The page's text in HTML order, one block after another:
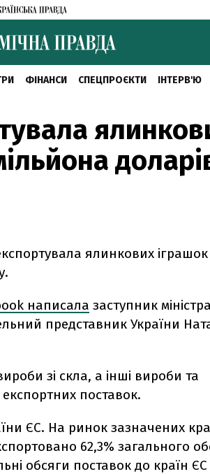
ФІНАНСИ СПЕЦПРОЄКТИ ІНТЕРВ'Ю
ялинкових
написала заступник міністра
представник України
зі скла, а інші вироби та
поставок.
ЄС. На ринок зазначених
62,3% загального
обсяги поставок до країн ЄС